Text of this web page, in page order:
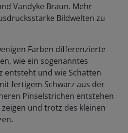
Vandyke Braun. Mehr
Bildwelten zu
Farben differenzierte
wie ein sogenanntes
entsteht und wie Schatten
fertigem Schwarz aus der
Pinselstrichen entstehen
und trotz des kleinen